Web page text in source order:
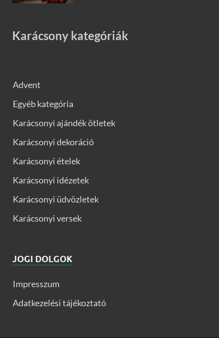
Karácsony kategóriák
Advent
Egyéb kategória
Karácsonyi ajándék ötletek
Karácsonyi dekoráció
Karácsonyi ételek
Karácsonyi idézetek
Karácsonyi üdvözletek
Karácsonyi versek
JOGI DOLGOK
Impresszum
Adatkezelési tájékoztató